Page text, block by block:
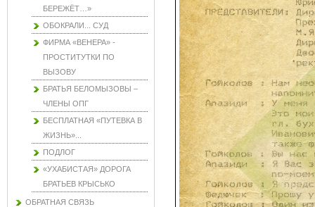
БЕРЕЖЁТ…»
ОБОКРАЛИ... СУД
ФИРМА «ВЕНЕРА» -
ПРОСТИТУТКИ ПО
ВЫЗОВУ
БРАТЬЯ БЕЛОМЫЗОВЫ –
ЧЛЕНЫ ОПГ
БЕСПЛАТНАЯ «ПУТЕВКА В
ЖИЗНЬ»...
ПОДЛОГ
«УХАБИСТАЯ» ДОРОГА
БРАТЬЕВ КРЫСЬКО
ОБРАТНАЯ СВЯЗЬ